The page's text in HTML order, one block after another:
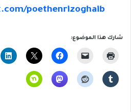
poethenrizoghaib
شارك هذا الموضوع: